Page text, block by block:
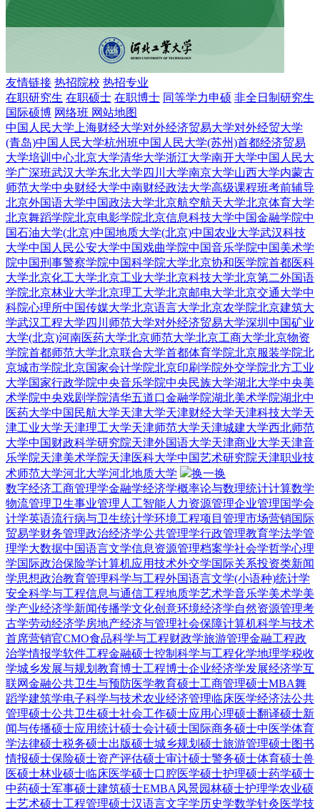
友情链接 热招院校 热招专业
在职研究生 在职硕士 在职博士 同等学力申硕 非全日制研究生
国际硕博 网络班 网站地图
中国人民大学 上海财经大学对外经济贸易大学对外经贸大学
(青岛)中国人民大学杭州班中国人民大学(苏州)首都经济贸易
大学培训中心北京大学清华大学浙江大学南开大学中国人民大
学广深班武汉大学东北大学 四川大学南京大学山西大学内蒙古
师范大学中央财经大学中南财经政法大学高级课程班考前辅导
北京外国语大学中国政法大学北京航空航天大学北京体育大学
北京舞蹈学院北京电影学院北京信息科技大学中国金融学院中
国石油大学(北京)中国地质大学(北京)中国农业大学武汉科技
大学中国人民公安大学中国戏曲学院中国音乐学院中国美术学
院中国刑事警察学院中国科学院大学北京协和医学院首都医科
大学北京化工大学北京工业大学北京科技大学北京第二外国语
学院北京林业大学北京理工大学北京邮电大学北京交通大学中
科院心理所中国传媒大学北京语言大学北京农学院北京建筑大
学武汉工程大学 四川师范大学对外经济贸易大学深圳 中国矿业
大学(北京)河南医药大学北京师范大学北京工商大学北京物资
学院首都师范大学北京联合大学首都体育学院北京服装学院北
京城市学院北京国家会计学院北京印刷学院外交学院北方工业
大学国家行政学院中央音乐学院中央民族大学湖北大学中央美
术学院中央戏剧学院清华五道口金融学院湖北美术学院湖北中
医药大学中国民航大学天津大学天津财经大学天津科技大学天
津工业大学天津理工大学天津师范大学天津城建大学西北师范
大学中国财政科学研究院天津外国语大学天津商业大学天津音
乐学院天津美术学院天津医科大学中国艺术研究院天津职业技
术师范大学河北大学河北地质大学
换一换
数字经济工商管理学金融学经济学概率论与数理统计计算数学
物流管理卫生事业管理 人工智能人力资源管理企业管理国学会
计学英语流行病与卫生统计学环境工程项目管理市场营销国际
贸易学财务管理政治经济学公共管理学行政管理教育学法学管
理学大数据中国语言文学信息资源管理档案学社会学哲学心理
学国际政治保险学计算机应用技术外交学国际关系投资类新闻
学思想政治教育管理科学与工程外国语言文学(小语种)统计学
安全科学与工程信息与通信工程地质学艺术学音乐学美术学美
学产业经济学新闻传播学文化创意环境经济学自然资源管理考
古学劳动经济学房地产经济与管理社会保障计算机科学与技术
首席营销官CMO食品科学与工程财政学旅游管理金融工程政
治学情报学软件工程金融硕士控制科学与工程化学地理学税收
学城乡发展与规划 教育博士工程博士企业经济学发展经济学互
联网金融公共卫生与预防医学教育硕士工商管理硕士MBA舞
蹈学建筑学电子科学与技术农业经济管理临床医学经济法公共
管理硕士公共卫生硕士社会工作硕士应用心理硕士翻译硕士新
闻与传播硕士应用统计硕士会计硕士国际商务硕士中医学体育
学法律硕士税务硕士出版硕士城乡规划硕士旅游管理硕士图书
情报硕士保险硕士资产评估硕士审计硕士警务硕士体育硕士兽
医硕士林业硕士临床医学硕士口腔医学硕士护理硕士药学硕士
中药硕士军事硕士建筑硕士EMBA 风景园林硕士护理学农业硕
士艺术硕士工程管理硕士汉语言文字学历史学数学针灸 医学技